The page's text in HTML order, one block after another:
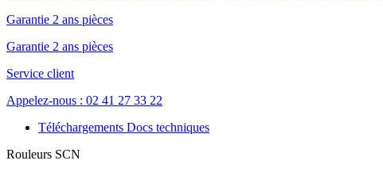
Garantie 2 ans pièces
Garantie 2 ans pièces
Service client
Appelez-nous : 02 41 27 33 22
Téléchargements Docs techniques
Rouleurs SCN